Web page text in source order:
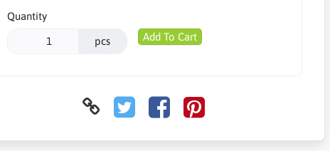
Quantity
pcs Add To Cart